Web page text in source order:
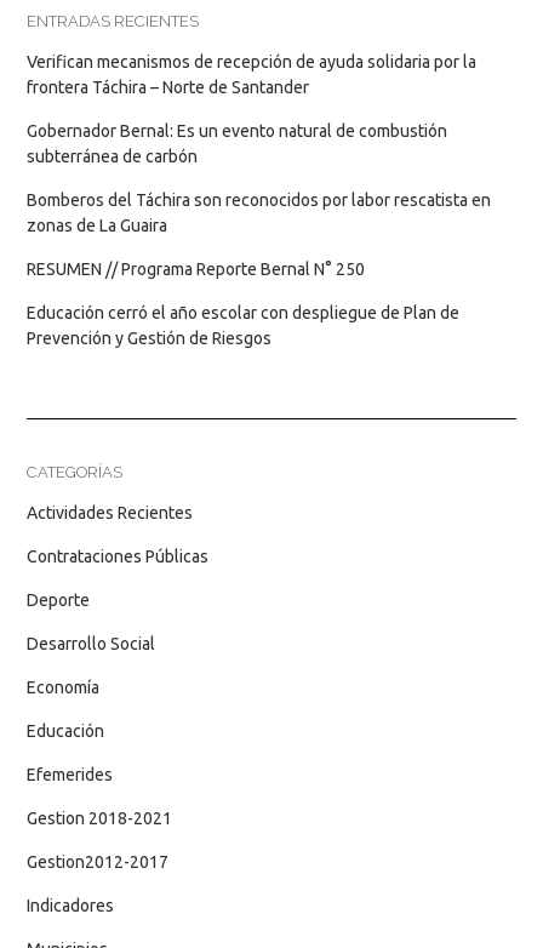
ENTRADAS RECIENTES
Verifican mecanismos de recepción de ayuda solidaria por la
frontera Táchira – Norte de Santander
Gobernador Bernal: Es un evento natural de combustión
subterránea de carbón
Bomberos del Táchira son reconocidos por labor rescatista en
zonas de La Guaira
RESUMEN // Programa Reporte Bernal N° 250
Educación cerró el año escolar con despliegue de Plan de
Prevención y Gestión de Riesgos
CATEGORÍAS
Actividades Recientes
Contrataciones Públicas
Deporte
Desarrollo Social
Economía
Educación
Efemerides
Gestion 2018-2021
Gestion2012-2017
Indicadores